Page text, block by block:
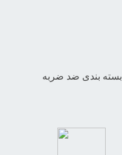
بسته بندی ضد ضربه